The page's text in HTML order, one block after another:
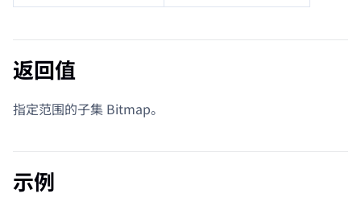
返回值
指定范围的子集 Bitmap。
示例